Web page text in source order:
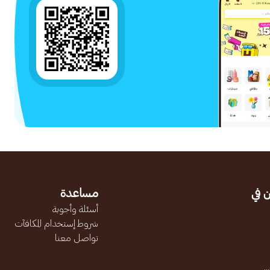
في مساعدة
أسئلة وأجوبة
شروط إستخدام المكافآت
تواصل معنا